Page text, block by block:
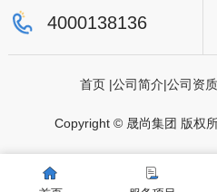
4000138136
首页 |公司简介|公司资质
Copyright © 晟尚集团 版权